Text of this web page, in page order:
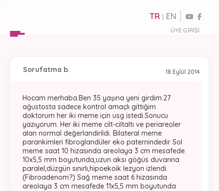
ÜYE GIRIŞI
TR | EN
18 Eylül 2014
Sorufatma b.
Hocam merhaba.Ben 35 yaşına yeni girdim.27
ağustosta sadece kontrol amaçlı gittiğim
doktorum her iki meme için usg istedi.Sonucu
yazıyorum. Her iki meme cilt-ciltaltı ve periareoler
alan normal değerlandirildi. Bilateral meme
parankimleri fibroglandüler eko paternindedir. Sol
meme saat 10 hizasında areolaya 3 cm mesafede
10x5,5 mm boyutunda,uzun aksı göğüs duvarına
paralel,düzgün sınırlı,hipoekoik lezyon izlendi.
(Fibroadenom?) Sağ meme saat 6 hizasında
areolaya 3 cm mesafede 11x5,5 mm boyutunda